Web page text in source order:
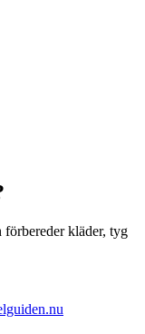
förberederkläder, tyg